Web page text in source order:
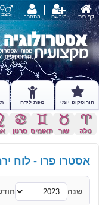
דף בית הירשם התחבר מצב
הורוסקופ יומי מפת לידה
a
טלה
s
שור
d
תאומים
f
סרטן
אסטרו פרו - לוח
שנה